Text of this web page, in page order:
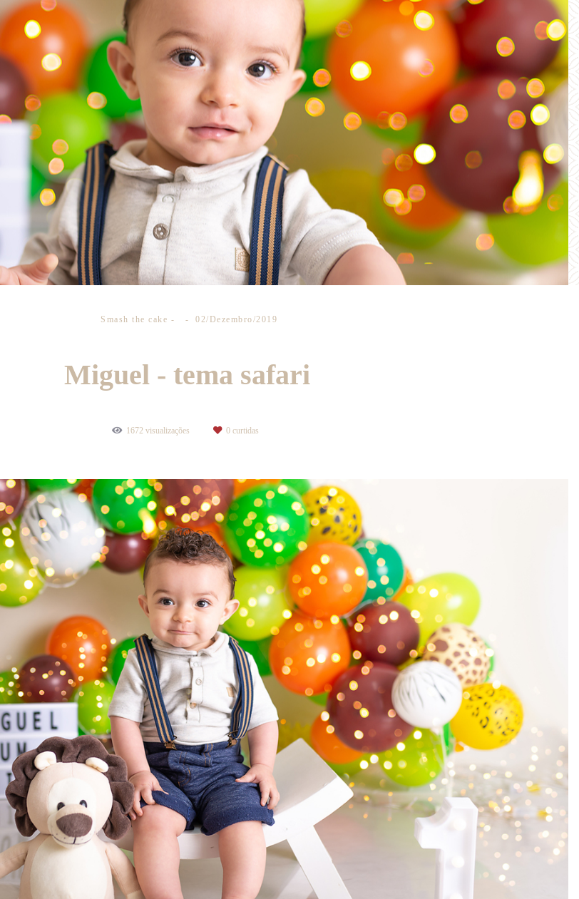
Smash the cake 02/Dezembro/2019
Miguel - tema safari
1672 visualizações 0 curtidas